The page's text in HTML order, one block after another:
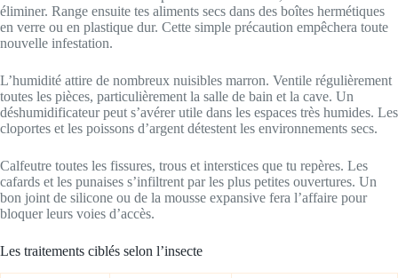
éliminer. Range ensuite tes aliments secs dans des boîtes hermétiques
en verre ou en plastique dur. Cette simple précaution empêchera toute
nouvelle infestation.
L’humidité attire de nombreux nuisibles marron. Ventile régulièrement
toutes les pièces, particulièrement la salle de bain et la cave. Un
déshumidificateur peut s’avérer utile dans les espaces très humides. Les
cloportes et les poissons d’argent détestent les environnements secs.
Calfeutre toutes les fissures, trous et interstices que tu repères. Les
cafards et les punaises s’infiltrent par les plus petites ouvertures. Un
bon joint de silicone ou de la mousse expansive fera l’affaire pour
bloquer leurs voies d’accès.
Les traitements ciblés selon l’insecte